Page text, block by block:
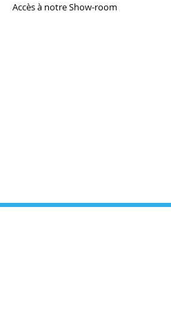
Accès à notre Show-room